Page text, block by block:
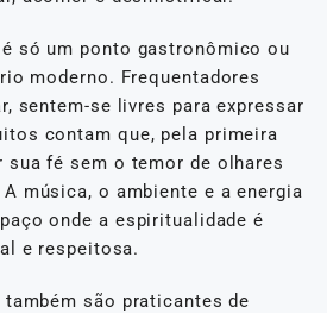
só um ponto gastronômico ou
moderno. Frequentadores
sentem-se livres para expressar
contam que, pela primeira
sua fé sem o temor de olhares
música, o ambiente e a energia
onde a espiritualidade é
e respeitosa.
são praticantes de